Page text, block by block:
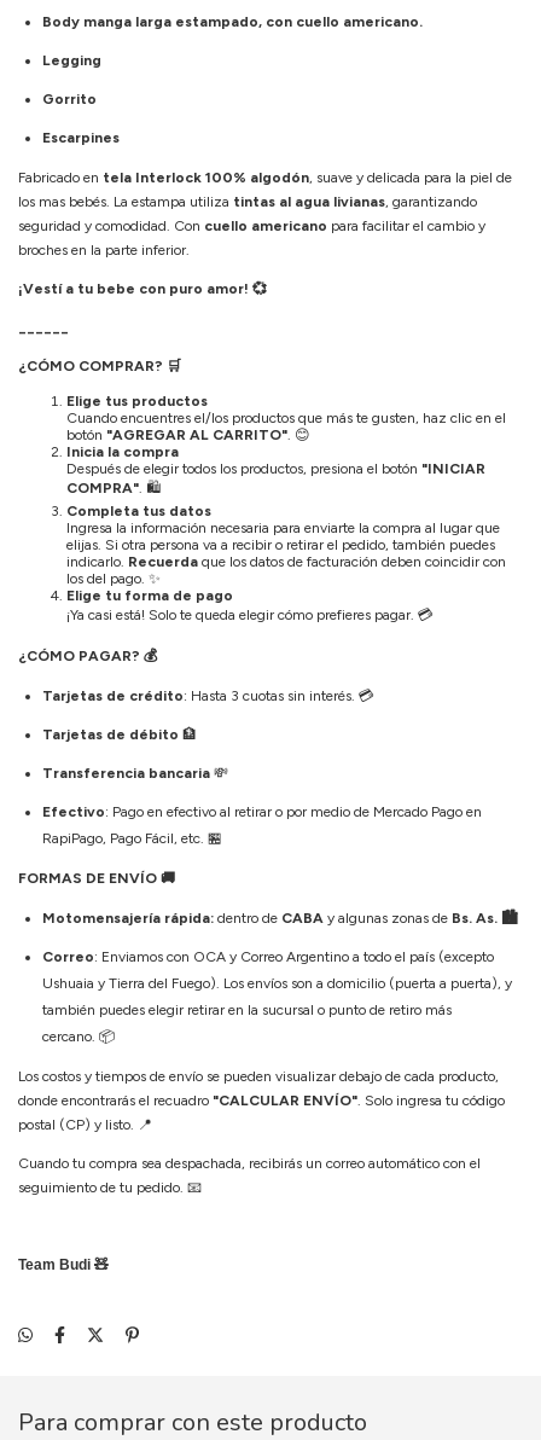
Body manga larga estampado, con cuello americano.
Legging
Gorrito
Escarpines
Fabricado en tela Interlock 100% algodón, suave y delicada para la piel de
los mas bebés. La estampa utiliza tintas al agua livianas, garantizando
seguridad y comodidad. Con cuello americano para facilitar el cambio y
broches en la parte inferior.
¡Vestí a tu bebe con puro amor! 💞
¿CÓMO COMPRAR? 🛒
Elige tus productos
Cuando encuentres el/los productos que más te gusten, haz clic en el
botón "AGREGAR AL CARRITO" 😊
Inicia la compra
Después de elegir todos los productos, presiona el botón "INICIAR
COMPRA" 🛍️
Completa tus datos
Ingresa la información necesaria para enviarte la compra al lugar que
elijas. Si otra persona va a recibir o retirar el pedido, también puedes
indicarlo. Recuerda que los datos de facturación deben coincidir con
los del pago. ✨
Elige tu forma de pago
¡Ya casi está! Solo te queda elegir cómo prefieres pagar. 💳
¿CÓMO PAGAR? 💰
Tarjetas de crédito: Hasta 3 cuotas sin interés. 💳
Tarjetas de débito 🏦
Transferencia bancaria 💸
Efectivo: Pago en efectivo al retirar o por medio de Mercado Pago en
RapiPago, Pago Fácil, etc. 🏪
FORMAS DE ENVÍO 🚚
Motomensajería rápida: dentro de CABA y algunas zonas de Bs. As. 🏙️
Correo: Enviamos con OCA y Correo Argentino a todo el país (excepto
Ushuaia y Tierra del Fuego). Los envíos son a domicilio (puerta a puerta), y
también puedes elegir retirar en la sucursal o punto de retiro más
cercano. 📦
Los costos y tiempos de envío se pueden visualizar debajo de cada producto,
donde encontrarás el recuadro "CALCULAR ENVÍO" . Solo ingresa tu código
postal (CP) y listo.
📍
Cuando tu compra sea despachada, recibirás un correo automático con el
seguimiento de tu pedido. 📧
Team Budi 🧸
Para comprar con este producto